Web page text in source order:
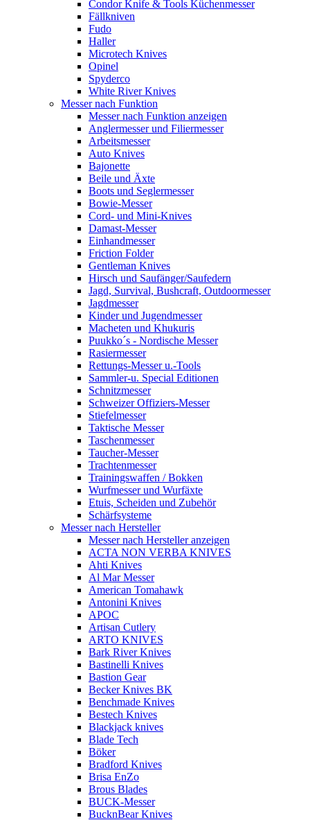
Condor Knife & Tools Küchenmesser
Fällkniven
Fudo
Haller
Microtech Knives
Opinel
Spyderco
White River Knives
Messer nach Funktion
Messer nach Funktion anzeigen
Anglermesser und Filiermesser
Arbeitsmesser
Auto Knives
Bajonette
Beile und Äxte
Boots und Seglermesser
Bowie-Messer
Cord- und Mini-Knives
Damast-Messer
Einhandmesser
Friction Folder
Gentleman Knives
Hirsch und Saufänger/Saufedern
Jagd, Survival, Bushcraft, Outdoormesser
Jagdmesser
Kinder und Jugendmesser
Macheten und Khukuris
Puukko´s - Nordische Messer
Rasiermesser
Rettungs-Messer u.-Tools
Sammler-u. Special Editionen
Schnitzmesser
Schweizer Offiziers-Messer
Stiefelmesser
Taktische Messer
Taschenmesser
Taucher-Messer
Trachtenmesser
Trainingswaffen / Bokken
Wurfmesser und Wurfäxte
Etuis, Scheiden und Zubehör
Schärfsysteme
Messer nach Hersteller
Messer nach Hersteller anzeigen
ACTA NON VERBA KNIVES
Ahti Knives
Al Mar Messer
American Tomahawk
Antonini Knives
APOC
Artisan Cutlery
ARTO KNIVES
Bark River Knives
Bastinelli Knives
Bastion Gear
Becker Knives BK
Benchmade Knives
Bestech Knives
Blackjack knives
Blade Tech
Böker
Bradford Knives
Brisa EnZo
Brous Blades
BUCK-Messer
BucknBear Knives